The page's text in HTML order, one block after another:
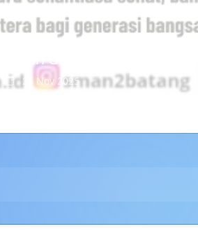
Hari Guru Nasional
25 Nov 2025